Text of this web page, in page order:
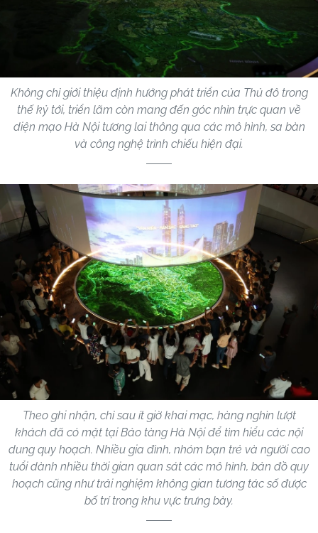
Không chỉ giới thiệu định hướng phát triển của Thủ đô trong
thế kỷ tới, triển lãm còn mang đến góc nhìn trực quan về
diện mạo Hà Nội tương lai thông qua các mô hình, sa bàn
và công nghệ trình chiếu hiện đại.
Theo ghi nhận, chỉ sau ít giờ khai mạc, hàng nghìn lượt
khách đã có mặt tại Bảo tàng Hà Nội để tìm hiểu các nội
dung quy hoạch. Nhiều gia đình, nhóm bạn trẻ và người cao
tuổi dành nhiều thời gian quan sát các mô hình, bản đồ quy
hoạch cũng như trải nghiệm không gian tương tác số được
bố trí trong khu vực trưng bày.